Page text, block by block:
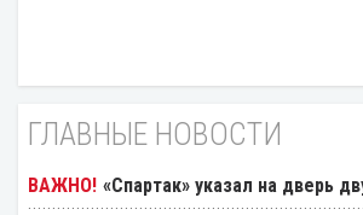
ГЛАВНЫЕ НОВОСТИ
«Спартак» указал на дверь